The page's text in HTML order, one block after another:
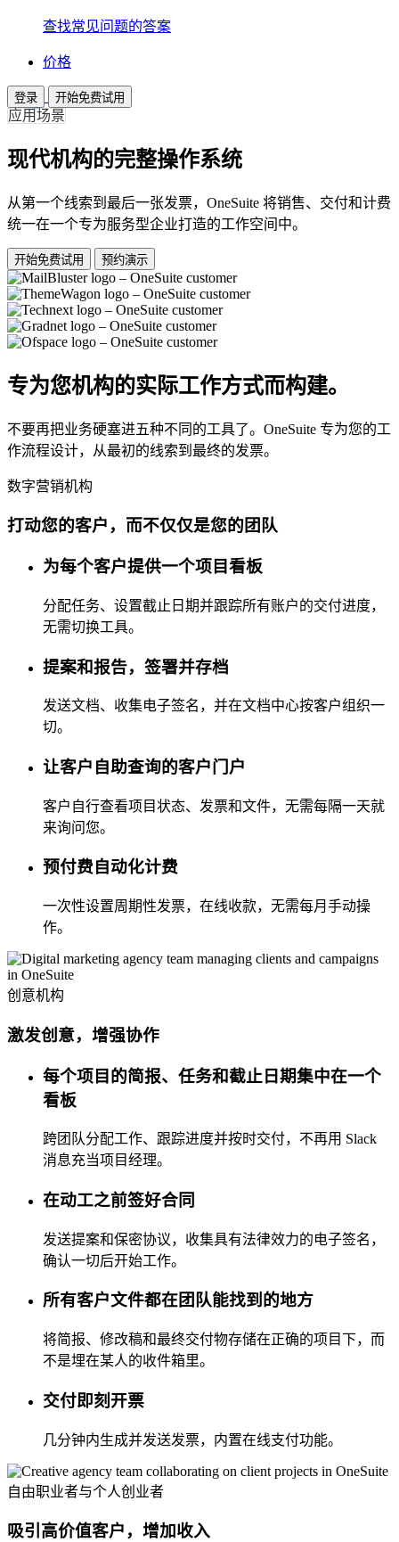
查找常见问题的答案
价格
登录 开始免费试用
应用场景
现代机构的完整操作系统
从第一个线索到最后一张发票，OneSuite 将销售、交付和计费
统一在一个专为服务型企业打造的工作空间中。
开始免费试用 预约演示
专为您机构的实际工作方式而构建。
不要再把业务硬塞进五种不同的工具了。OneSuite 专为您的工
作流程设计，从最初的线索到最终的发票。
数字营销机构
打动您的客户，而不仅仅是您的团队
为每个客户提供一个项目看板
分配任务、设置截止日期并跟踪所有账户的交付进度，
无需切换工具。
提案和报告，签署并存档
发送文档、收集电子签名，并在文档中心按客户组织一
切。
让客户自助查询的客户门户
客户自行查看项目状态、发票和文件，无需每隔一天就
来询问您。
预付费自动化计费
一次性设置周期性发票，在线收款，无需每月手动操
作。
创意机构
激发创意，增强协作
每个项目的简报、任务和截止日期集中在一个
看板
跨团队分配工作、跟踪进度并按时交付，不再用 Slack
消息充当项目经理。
在动工之前签好合同
发送提案和保密协议，收集具有法律效力的电子签名，
确认一切后开始工作。
所有客户文件都在团队能找到的地方
将简报、修改稿和最终交付物存储在正确的项目下，而
不是埋在某人的收件箱里。
交付即刻开票
几分钟内生成并发送发票，内置在线支付功能。
自由职业者与个人创业者
吸引高价值客户，增加收入